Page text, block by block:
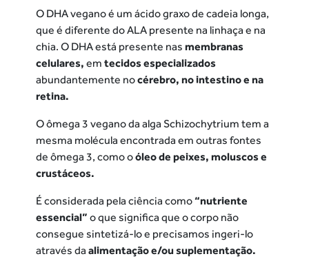
O DHA vegano é um ácido graxo de cadeia longa,
que é diferente do ALA presente na linhaça e na
chia. O DHA está presente nasmembranas
celulares, emtecidos especializados
abundantemente nocérebro, no intestino e na
retina.
O ômega 3 vegano da alga Schizochytrium tem a
mesma molécula encontrada em outras fontes
de ômega 3, como oóleo de peixes, moluscos e
crustáceos.
É considerada pela ciência como“nutriente
essencial” o que significa que o corpo não
consegue sintetizá-lo e precisamos ingeri-lo
através daalimentação e/ou suplementação.